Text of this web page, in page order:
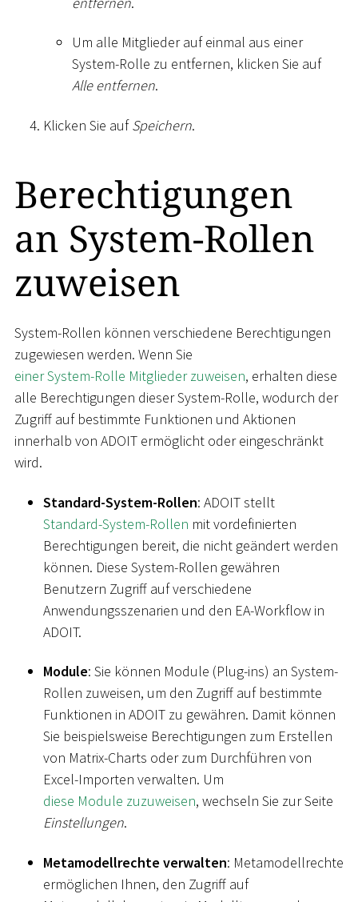
Um alle Mitglieder auf einmal aus einer
System-Rolle zu entfernen, klicken Sie auf
Alle entfernen.
Klicken Sie aufSpeichern.
Berechtigungen
an System-Rollen
zuweisen
System-Rollen können verschiedene Berechtigungen
zugewiesen werden. Wenn Sie
einer System-Rolle Mitglieder zuweisen, erhalten diese
alle Berechtigungen dieser System-Rolle, wodurch der
Zugriff auf bestimmte Funktionen und Aktionen
innerhalb von ADOIT ermöglicht oder eingeschränkt
wird.
Standard-System-Rollen: ADOIT stellt
Standard-System-Rollen mit vordefinierten
Berechtigungen bereit, die nicht geändert werden
können. Diese System-Rollen gewähren
Benutzern Zugriff auf verschiedene
Anwendungsszenarien und den EA-Workflow in
ADOIT.
Module: Sie können Module (Plug-ins) an System-
Rollen zuweisen, um den Zugriff auf bestimmte
Funktionen in ADOIT zu gewähren. Damit können
Sie beispielsweise Berechtigungen zum Erstellen
von Matrix-Charts oder zum Durchführen von
Excel-Importen verwalten. Um
diese Module zuzuweisen, wechseln Sie zur Seite
Einstellungen.
Metamodellrechte verwalten: Metamodellrechte
ermöglichen Ihnen, den Zugriff auf